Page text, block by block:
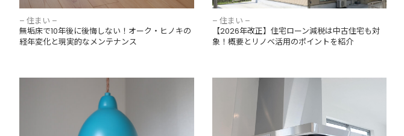
– 住まい –
無垢床で10年後に後悔しない！オーク・ヒノキの
経年変化と現実的なメンテナンス
– 住まい –
【2026年改正】住宅ローン減税は中古住宅も対
象！概要とリノベ活用のポイントを紹介
施主支給とは何？メリット・デメリットを解
換気扇からキーンと異音がする！キュルキュ
ル・ゴーなど音別の原因、賃貸やマンション
での対処法も解説